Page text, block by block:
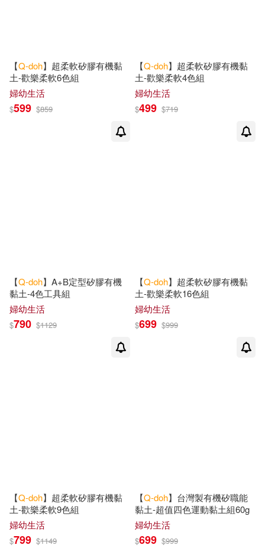
【Q-doh】超柔軟矽膠有機黏
土-歡樂柔軟6色組
婦幼生活
$599 $859
【Q-doh】超柔軟矽膠有機黏
土-歡樂柔軟4色組
婦幼生活
$499 $719
【Q-doh】A+B定型矽膠有機
黏土-4色工具組
婦幼生活
$790 $1129
【Q-doh】超柔軟矽膠有機黏
土-歡樂柔軟16色組
婦幼生活
$699 $999
【Q-doh】超柔軟矽膠有機黏
土-歡樂柔軟9色組
婦幼生活
$799 $1149
【Q-doh】台灣製有機矽職能
黏土-超值四色運動黏土組60g
婦幼生活
$699 $999